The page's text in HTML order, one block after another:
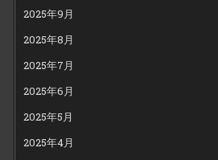
2025年9月
2025年8月
2025年7月
2025年6月
2025年5月
2025年4月